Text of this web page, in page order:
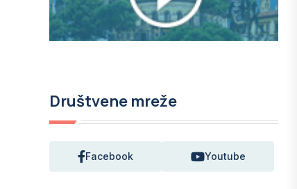
Društvene mreže
Facebook Youtube